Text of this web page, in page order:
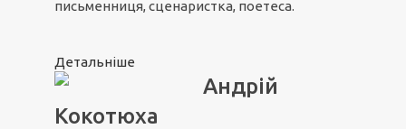
письменниця, сценаристка, поетеса.
Детальніше
Андрій
Кокотюха